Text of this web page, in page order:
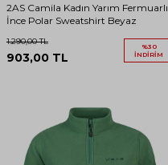
2AS Camila Kadın Yarım Fermuarlı
İnce Polar Sweatshirt Beyaz
1.290,00TL
903,00 TL
%30
İNDIRIM